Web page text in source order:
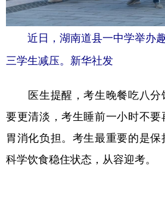
近日，湖南道县一中学举办
三学生减压。新华社发
医生提醒，考生晚餐吃八分
要更清淡，考生睡前一小时不
胃消化负担。考生最重要的是
科学饮食稳住状态，从容迎考。